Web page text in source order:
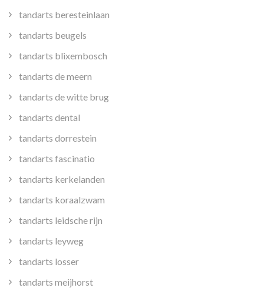
tandarts beresteinlaan
tandarts beugels
tandarts blixembosch
tandarts de meern
tandarts de witte brug
tandarts dental
tandarts dorrestein
tandarts fascinatio
tandarts kerkelanden
tandarts koraalzwam
tandarts leidsche rijn
tandarts leyweg
tandarts losser
tandarts meijhorst